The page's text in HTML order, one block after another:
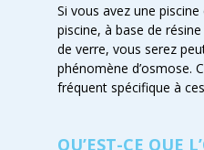
Si vous avez une
piscine, à base de
de verre, vous serez
phénomène d’osmose.
fréquent spécifique à
QU’EST-CE QUE